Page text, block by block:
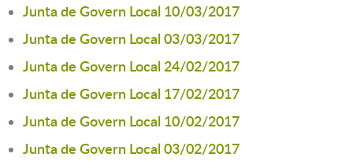
Junta de Govern Local 10/03/2017
Junta de Govern Local 03/03/2017
Junta de Govern Local 24/02/2017
Junta de Govern Local 17/02/2017
Junta de Govern Local 10/02/2017
Junta de Govern Local 03/02/2017